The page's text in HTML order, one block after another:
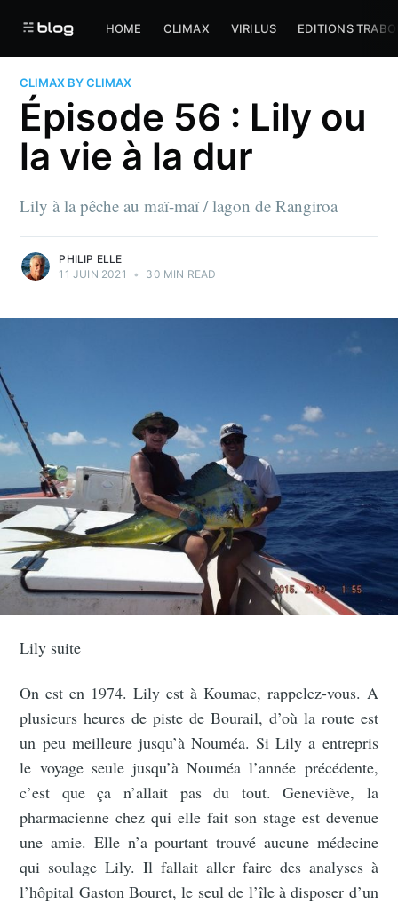
HOME CLIMAX VIRILUS EDITIONS
CLIMAX BY CLIMAX
Épisode 56 : Lily ou
la vie à la dur
Lily à la pêche au maï-maï / lagon de Rangiroa
PHILIP ELLE
11 JUIN 2021
• 30 MIN READ
Lily suite
On est en 1974. Lily est à Koumac, rappelez-vous. A
plusieurs heures de piste de Bourail, d’où la route est
un peu meilleure jusqu’à Nouméa. Si Lily a entrepris
le voyage seule jusqu’à Nouméa l’année précédente,
c’est que ça n’allait pas du tout. Geneviève, la
pharmacienne chez qui elle fait son stage est devenue
une amie. Elle n’a pourtant trouvé aucune médecine
qui soulage Lily. Il fallait aller faire des analyses à
l’hôpital Gaston Bouret, le seul de l’île à disposer d’un